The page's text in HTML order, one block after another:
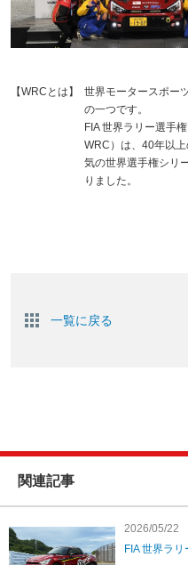
【WRCとは】
世界モータースポー
の一つです。
FIA 世界ラリー選手
WRC）は、40年以
気の世界選手権シリ
りました。
一覧に戻る
関連記事
2026/05/22
FIA 世界ラリ